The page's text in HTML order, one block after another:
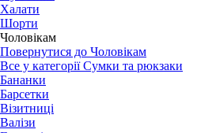
Халати
Шорти
Чоловікам
Повернутися до Чоловікам
Все у категорії Сумки та рюкзаки
Бананки
Барсетки
Візитниці
Валізи